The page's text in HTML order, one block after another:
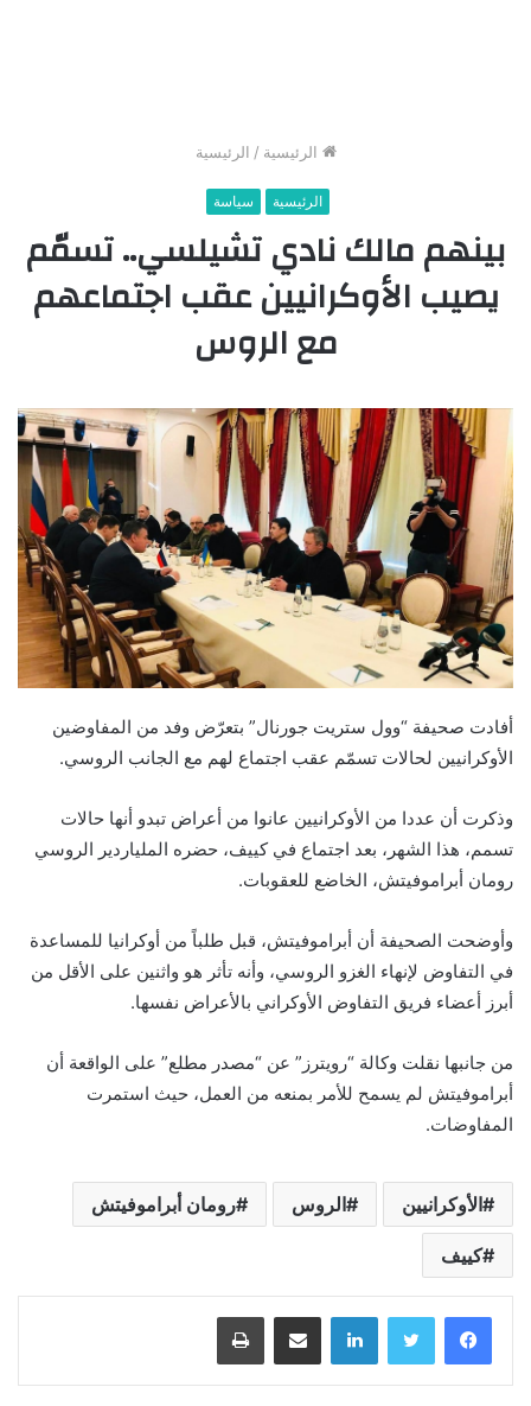
الرئيسية / الرئيسية
الرئيسية سياسة
بينهم مالك نادي تشيلسي.. تسمّم
يصيب اﻷوكرانيين عقب اجتماعهم
مع الروس
أفادت صحيفة “وول ستريت جورنال” بتعرّض وفد من المفاوضين
اﻷوكرانيين لحالات تسمّم عقب اجتماع لهم مع الجانب الروسي.
وذكرت أن عددا من الأوكرانيين عانوا من أعراض تبدو أنها حالات
تسمم، هذا الشهر، بعد اجتماع في كييف، حضره الملياردير الروسي
رومان أبراموفيتش، الخاضع للعقوبات.
وأوضحت الصحيفة أن أبراموفيتش، قبل طلباً من أوكرانيا للمساعدة
في التفاوض لإنهاء الغزو الروسي، وأنه تأثر هو واثنين على الأقل من
أبرز أعضاء فريق التفاوض الأوكراني باﻷعراض نفسها.
من جانبها نقلت وكالة “رويترز” عن “مصدر مطلع” على الواقعة أن
أبراموفيتش لم يسمح للأمر بمنعه من العمل، حيث استمرت
المفاوضات.
الأوكرانيين الروس رومان أبراموفيتش
كييف
لينكدإن